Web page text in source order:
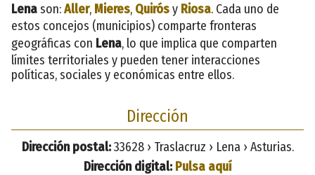
Lenason:Aller, Mieres, Quirósy Riosa. Cada uno de
estos concejos (municipios) comparte fronteras
geográficas con Lena, lo que implica que comparten
límites territoriales y pueden tener interacciones
políticas, sociales y económicas entre ellos.
Dirección
Dirección postal:33628 › Traslacruz › Lena › Asturias.
Dirección digital: Pulsa aquí